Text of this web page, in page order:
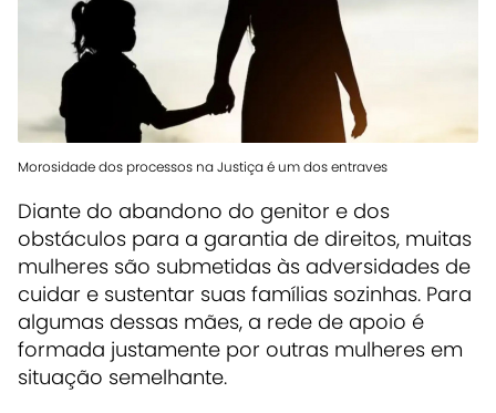
Morosidade dos processos na Justiça é um dos entraves
Diante do abandono do genitor e dos
obstáculos para a garantia de direitos, muitas
mulheres são submetidas às adversidades de
cuidar e sustentar suas famílias sozinhas. Para
algumas dessas mães, a rede de apoio é
formada justamente por outras mulheres em
situação semelhante.